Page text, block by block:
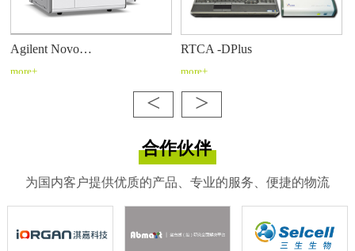
Agilent Novo…
more+
RTCA -DPlus
more+
< >
合作伙伴
为国内客户提供优质的产品、专业的服务、便捷的物流